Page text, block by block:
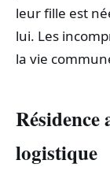
leur fille est
lui. Les
la vie
Résidence
logistique